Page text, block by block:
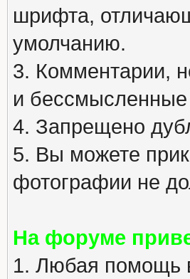
шрифта,
умолчанию.
3. Комментарии,
и
4. Запрещено
5. Вы можете
фотографии не
На форуме
1. Любая помощь